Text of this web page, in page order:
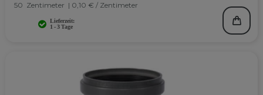
50 Zentimeter | 0,10 € / Zentimeter